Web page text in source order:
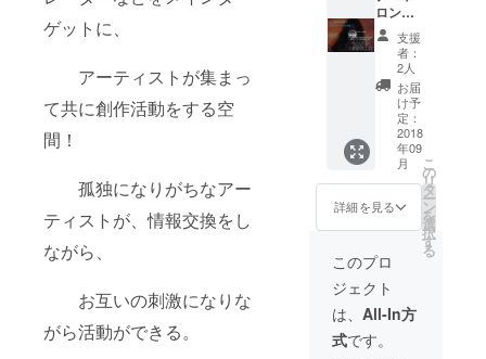
ゲットに、
アーティストが集まっ
て共に創作活動をする空
間！
孤独になりがちなアー
ティストが、情報交換をし
ながら、
お互いの刺激になりな
がら活動ができる。
て頂き
ます。
イター
との交
流会に
無料で
参加頂
けま
す！ 是
SESSII
ONの
アー
ティス
ト支援
にお力
添え下
さ
い！！
※限定10
名まで
にさせ
ロン会
員権！
日本で
より多
くの
アー
ティス
トが生
まれる
為、
アー
ティス
ト支援
文化を
広めて
頂ける
パトロ
ンの方
に向け
たリ
支援
者：
2人
お届
け予
定：
2018
年09
月
詳細を見る
こ
の
リ
タ
ー
ン
を
選
択
す
る
このプロ
ジェクト
は、 All-In方
式です。